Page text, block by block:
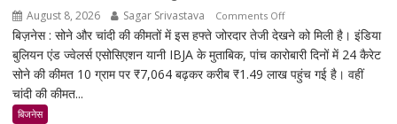
August 8, 2026 Sagar Srivastava Comments Offon
सोना-
चांदी
फिर
बिज़नेस : सोने और चांदी की कीमतों में इस हफ्ते जोरदार तेजी देखने को मिली है। इंडिया
बुलियन एंड ज्वेलर्स एसोसिएशन यानी IBJA के मुताबिक, पांच कारोबारी दिनों में 24 कैरेट
सोने की कीमत 10 ग्राम पर ₹7,064 बढ़कर करीब ₹1.49 लाख पहुंच गई है। वहीं
चांदी की कीमत...
बिजनेस